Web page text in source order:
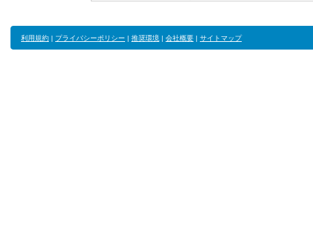
利用規約 | プライバシーポリシー | 推奨環境 | 会社概要 | サイトマップ